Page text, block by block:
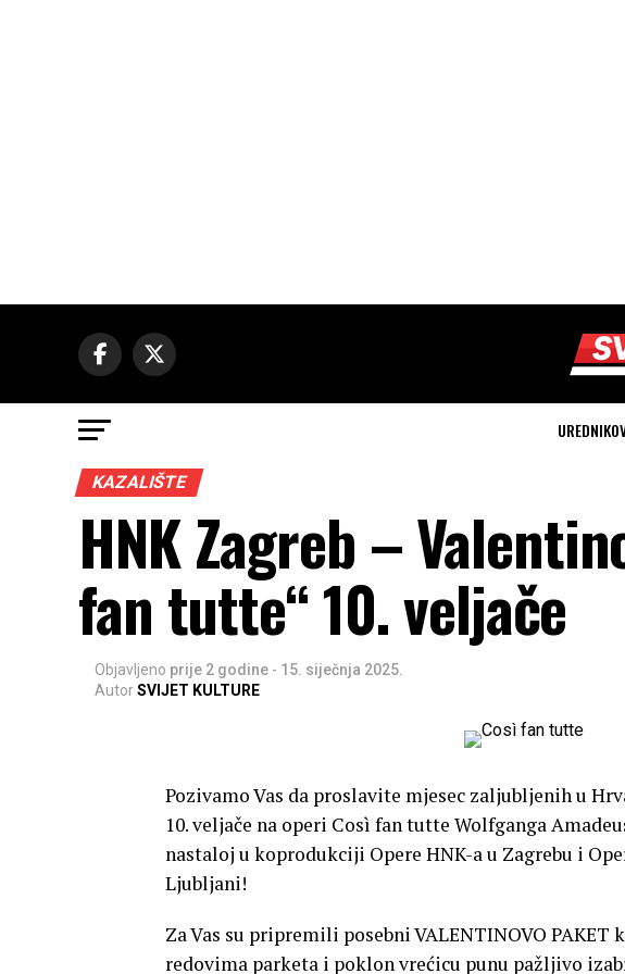
KAZALIŠTE
HNK Zagreb –
fan tutte“ 10. veljače
Objavljeno prije 2 godine - 15. siječnja 2025.
AutorSVIJET KULTURE
Pozivamo Vas da proslavite mjesec zaljubljenih u
10. veljače na operi Così fan tutte Wolfganga
nastaloj u koprodukciji Opere HNK-a u Zagrebu i
Ljubljani!
Za Vas su pripremili posebni VALENTINOVO
redovima parketa i poklon vrećicu punu pažljivo